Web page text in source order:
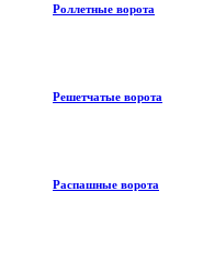
Роллетные ворота
Решетчатые ворота
Распашные ворота